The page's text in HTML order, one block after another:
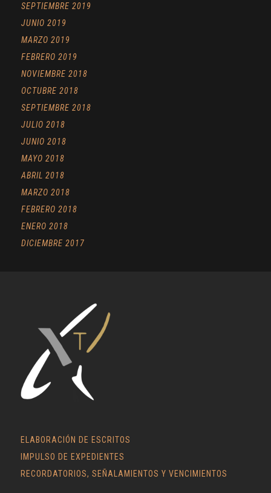
SEPTIEMBRE 2019
JUNIO 2019
MARZO 2019
FEBRERO 2019
NOVIEMBRE 2018
OCTUBRE 2018
SEPTIEMBRE 2018
JULIO 2018
JUNIO 2018
MAYO 2018
ABRIL 2018
MARZO 2018
FEBRERO 2018
ENERO 2018
DICIEMBRE 2017
ELABORACIÓN DE ESCRITOS
IMPULSO DE EXPEDIENTES
RECORDATORIOS, SEÑALAMIENTOS Y VENCIMIENTOS